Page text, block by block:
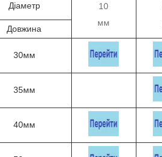
Діаметр
10
мм
Довжина
30мм
35мм
40мм